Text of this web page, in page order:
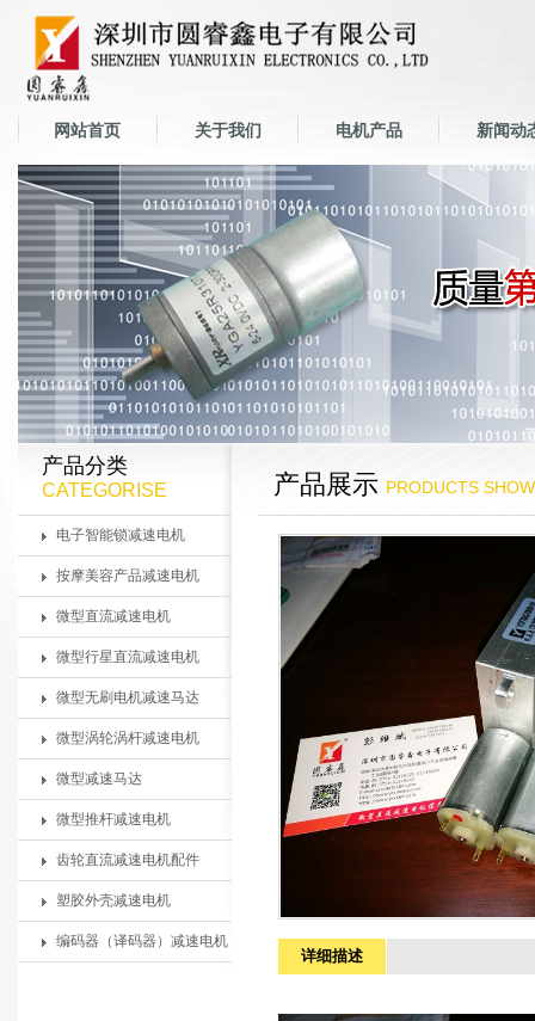
网站首页 关于我们 电机产品 新闻动
产品分类
CATEGORISE
电子智能锁减速电机
按摩美容产品减速电机
微型直流减速电机
微型行星直流减速电机
微型无刷电机减速马达
微型涡轮涡杆减速电机
微型减速马达
微型推杆减速电机
齿轮直流减速电机配件
塑胶外壳减速电机
编码器（译码器）减速电机
产品展示 PRODUCTS SHOW
详细描述